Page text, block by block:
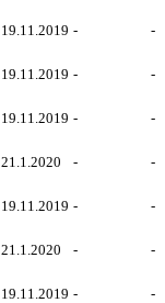
19.11.2019 - -
19.11.2019 - -
19.11.2019 - -
21.1.2020 - -
19.11.2019 - -
21.1.2020 - -
19.11.2019 - -